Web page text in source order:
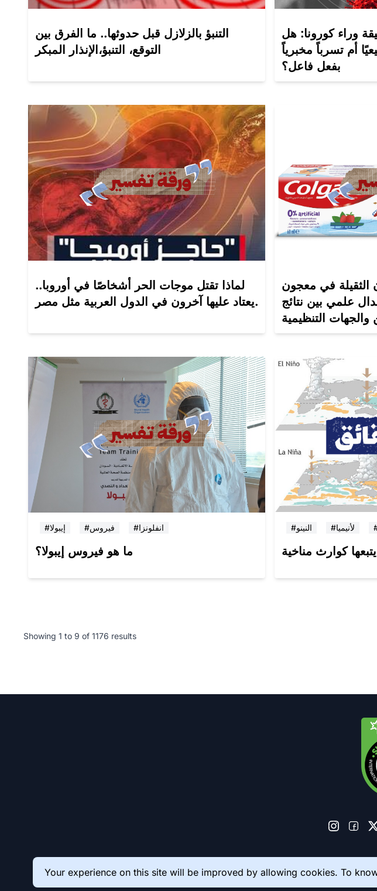
التنبؤ بالزلازل قبل حدوثها.. ما الفرق بين
التوقع، التنبؤ،الإنذار المبكر
وراء كورونا: هل
طبيعيًا أم تسرباً مخبرياً
بفعل فاعل؟
لماذا تقتل موجات الحر أشخاصًا في أوروبا..
يعتاد عليها آخرون في الدول العربية مثل مصر.
الثقيلة في معجون
علمي بين نتائج
والجهات التنظيمية
#إيبولا #فيروس #انفلونزا
ما هو فيروس إيبولا؟
#النينو #لأنيميا
كوارث مناخية
Showing 1 to 9 of 1176 results
Your experience on this site will be improved by allowing cookies. To